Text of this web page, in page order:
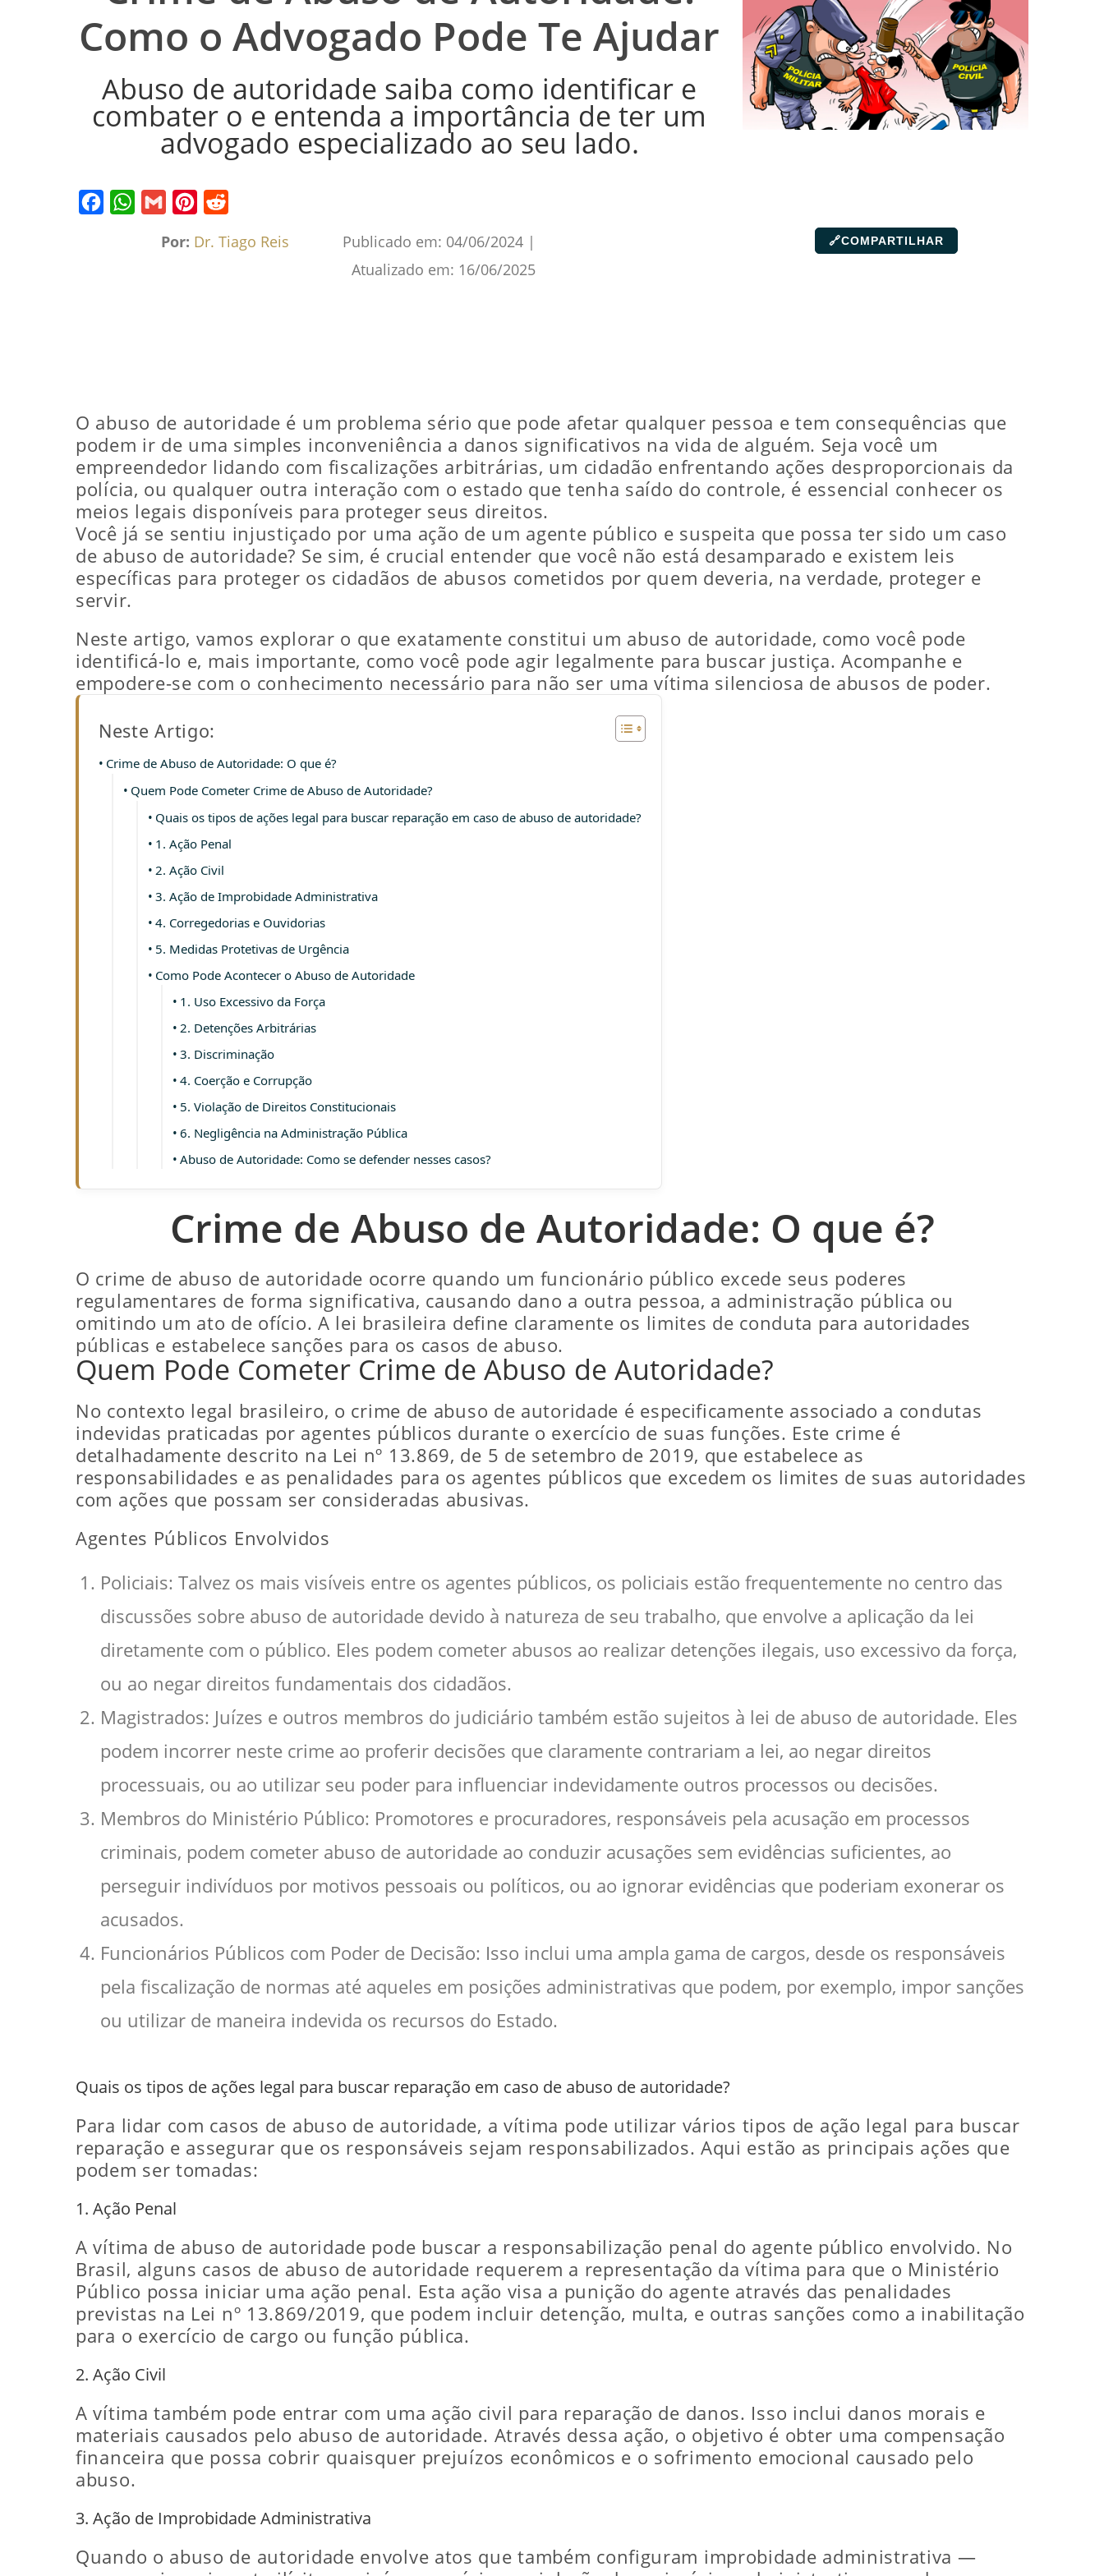
Como o Advogado Pode Te Ajudar
Abuso de autoridade saiba como identificar e
combater o e entenda a importância de ter um
advogado especializado ao seu lado.
Por: Dr. Tiago Reis Publicado em: 04/06/2024 |
Atualizado em: 16/06/2025
🔗COMPARTILHAR
O abuso de autoridade é um problema sério que pode afetar qualquer pessoa e tem consequências que
podem ir de uma simples inconveniência a danos significativos na vida de alguém. Seja você um
empreendedor lidando com fiscalizações arbitrárias, um cidadão enfrentando ações desproporcionais da
polícia, ou qualquer outra interação com o estado que tenha saído do controle, é essencial conhecer os
meios legais disponíveis para proteger seus direitos.
Você já se sentiu injustiçado por uma ação de um agente público e suspeita que possa ter sido um caso
de abuso de autoridade? Se sim, é crucial entender que você não está desamparado e existem leis
específicas para proteger os cidadãos de abusos cometidos por quem deveria, na verdade, proteger e
servir.
Neste artigo, vamos explorar o que exatamente constitui um abuso de autoridade, como você pode
identificá-lo e, mais importante, como você pode agir legalmente para buscar justiça. Acompanhe e
empodere-se com o conhecimento necessário para não ser uma vítima silenciosa de abusos de poder.
Neste Artigo:
Crime de Abuso de Autoridade: O que é?
Quem Pode Cometer Crime de Abuso de Autoridade?
Quais os tipos de ações legal para buscar reparação em caso de abuso de autoridade?
1. Ação Penal
2. Ação Civil
3. Ação de Improbidade Administrativa
4. Corregedorias e Ouvidorias
5. Medidas Protetivas de Urgência
Como Pode Acontecer o Abuso de Autoridade
1. Uso Excessivo da Força
2. Detenções Arbitrárias
3. Discriminação
4. Coerção e Corrupção
5. Violação de Direitos Constitucionais
6. Negligência na Administração Pública
Abuso de Autoridade: Como se defender nesses casos?
Crime de Abuso de Autoridade: O que é?
O crime de abuso de autoridade ocorre quando um funcionário público excede seus poderes
regulamentares de forma significativa, causando dano a outra pessoa, a administração pública ou
omitindo um ato de ofício. A lei brasileira define claramente os limites de conduta para autoridades
públicas e estabelece sanções para os casos de abuso.
Quem Pode Cometer Crime de Abuso de Autoridade?
No contexto legal brasileiro, o crime de abuso de autoridade é especificamente associado a condutas
indevidas praticadas por agentes públicos durante o exercício de suas funções. Este crime é
detalhadamente descrito na Lei nº 13.869, de 5 de setembro de 2019, que estabelece as
responsabilidades e as penalidades para os agentes públicos que excedem os limites de suas autoridades
com ações que possam ser consideradas abusivas.
Agentes Públicos Envolvidos
Policiais: Talvez os mais visíveis entre os agentes públicos, os policiais estão frequentemente no centro das
discussões sobre abuso de autoridade devido à natureza de seu trabalho, que envolve a aplicação da lei
diretamente com o público. Eles podem cometer abusos ao realizar detenções ilegais, uso excessivo da força,
ou ao negar direitos fundamentais dos cidadãos.
Magistrados: Juízes e outros membros do judiciário também estão sujeitos à lei de abuso de autoridade. Eles
podem incorrer neste crime ao proferir decisões que claramente contrariam a lei, ao negar direitos
processuais, ou ao utilizar seu poder para influenciar indevidamente outros processos ou decisões.
Membros do Ministério Público: Promotores e procuradores, responsáveis pela acusação em processos
criminais, podem cometer abuso de autoridade ao conduzir acusações sem evidências suficientes, ao
perseguir indivíduos por motivos pessoais ou políticos, ou ao ignorar evidências que poderiam exonerar os
acusados.
Funcionários Públicos com Poder de Decisão: Isso inclui uma ampla gama de cargos, desde os responsáveis
pela fiscalização de normas até aqueles em posições administrativas que podem, por exemplo, impor sanções
ou utilizar de maneira indevida os recursos do Estado.
Quais os tipos de ações legal para buscar reparação em caso de abuso de autoridade?
Para lidar com casos de abuso de autoridade, a vítima pode utilizar vários tipos de ação legal para buscar
reparação e assegurar que os responsáveis sejam responsabilizados. Aqui estão as principais ações que
podem ser tomadas:
1. Ação Penal
A vítima de abuso de autoridade pode buscar a responsabilização penal do agente público envolvido. No
Brasil, alguns casos de abuso de autoridade requerem a representação da vítima para que o Ministério
Público possa iniciar uma ação penal. Esta ação visa a punição do agente através das penalidades
previstas na Lei nº 13.869/2019, que podem incluir detenção, multa, e outras sanções como a inabilitação
para o exercício de cargo ou função pública.
2. Ação Civil
A vítima também pode entrar com uma ação civil para reparação de danos. Isso inclui danos morais e
materiais causados pelo abuso de autoridade. Através dessa ação, o objetivo é obter uma compensação
financeira que possa cobrir quaisquer prejuízos econômicos e o sofrimento emocional causado pelo
abuso.
3. Ação de Improbidade Administrativa
Quando o abuso de autoridade envolve atos que também configuram improbidade administrativa —